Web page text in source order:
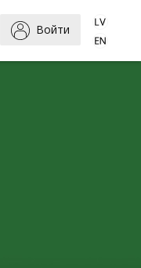
Войти